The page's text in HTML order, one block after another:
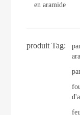
en aramide
produit Tag: